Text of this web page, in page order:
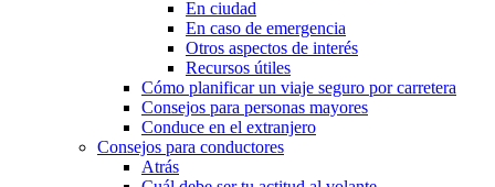
En ciudad
En caso de emergencia
Otros aspectos de interés
Recursos útiles
Cómo planificar un viaje seguro por carretera
Consejos para personas mayores
Conduce en el extranjero
Consejos para conductores
Atrás